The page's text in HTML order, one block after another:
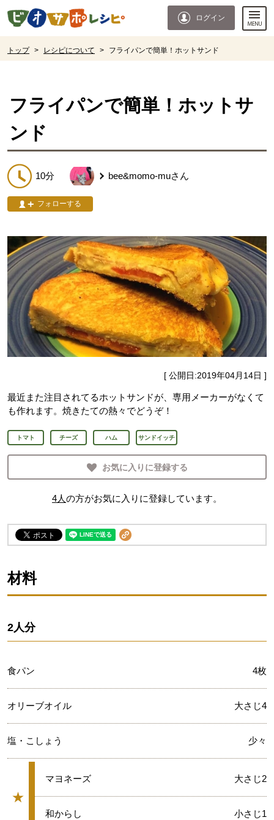
ページの先頭です。
ログイン
トップ > レシピについて > フライパンで簡単！ホットサンド
フライパンで簡単！ホットサ
ンド
10分 bee&momo-muさん
フォローする
[ 公開日:2019年04月14日 ]
最近また注目されてるホットサンドが、専用メーカーがなくて
も作れます。焼きたての熱々でどうぞ！
トマト チーズ ハム サンドイッチ
お気に入りに登録する
4人の方がお気に入りに登録しています。
材料
2人分
食パン 4枚
オリーブオイル 大さじ4
塩・こしょう 少々
★
グループ
★
マヨネーズ 大さじ2
★
和からし 小さじ1